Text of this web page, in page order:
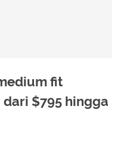
fit
$795 hingga